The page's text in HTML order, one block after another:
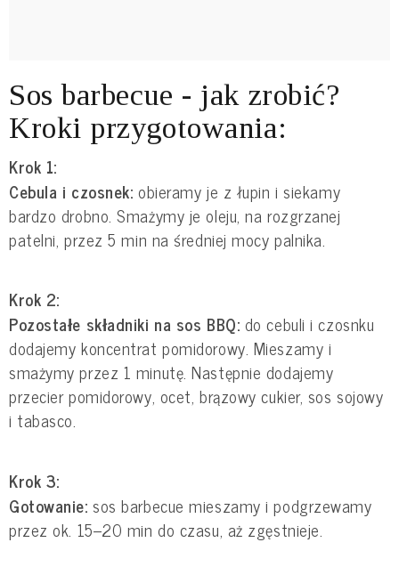
Sos barbecue - jak zrobić?
Kroki przygotowania:
Krok 1:
Cebula i czosnek: obieramy je z łupin i siekamy
bardzo drobno. Smażymy je oleju, na rozgrzanej
patelni, przez 5 min na średniej mocy palnika.
Krok 2:
Pozostałe składniki na sos BBQ: do cebuli i czosnku
dodajemy koncentrat pomidorowy. Mieszamy i
smażymy przez 1 minutę. Następnie dodajemy
przecier pomidorowy, ocet, brązowy cukier, sos sojowy
i tabasco.
Krok 3:
Gotowanie: sos barbecue mieszamy i podgrzewamy
przez ok. 15–20 min do czasu, aż zgęstnieje.